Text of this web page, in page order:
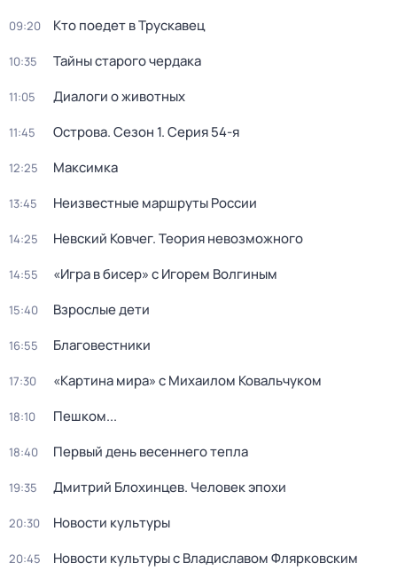
09:20 Кто поедет в Трускавец
10:35 Тайны старого чердака
11:05 Диалоги о животных
11:45 Острова. Сезон 1. Серия 54-я
12:25 Максимка
13:45 Неизвестные маршруты России
14:25 Невский Ковчег. Теория невозможного
14:55 «Игра в бисер» с Игорем Волгиным
15:40 Взрослые дети
16:55 Благовестники
17:30 «Картина мира» с Михаилом Ковальчуком
18:10 Пешком...
18:40 Первый день весеннего тепла
19:35 Дмитрий Блохинцев. Человек эпохи
20:30 Новости культуры
20:45 Новости культуры с Владиславом Флярковским